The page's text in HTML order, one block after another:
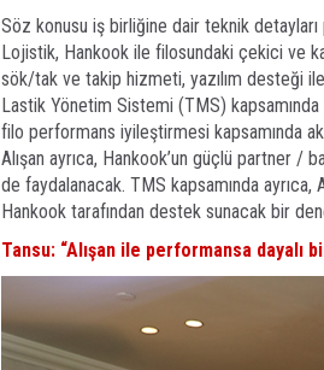
Söz konusu iş birliğine dair teknik detayları
Lojistik, Hankook ile filosundaki çekici ve
sök/tak ve takip hizmeti, yazılım desteği
Lastik Yönetim Sistemi (TMS)
filo performans iyileştirmesi kapsamında
Alışan ayrıca, Hankook’un güçlü partner /
de faydalanacak. TMS kapsamında
Hankook tarafından destek sunacak bir
Tansu: “Alışan ile performansa dayalı